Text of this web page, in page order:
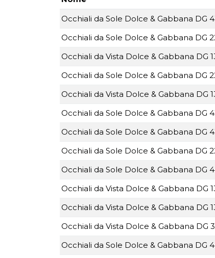
Occhiali da Sole Dolce & Gabbana DG
Occhiali da Sole Dolce & Gabbana DG
Occhiali da Vista Dolce & Gabbana DG
Occhiali da Sole Dolce & Gabbana DG
Occhiali da Vista Dolce & Gabbana DG
Occhiali da Sole Dolce & Gabbana DG
Occhiali da Sole Dolce & Gabbana DG
Occhiali da Sole Dolce & Gabbana DG
Occhiali da Sole Dolce & Gabbana DG
Occhiali da Vista Dolce & Gabbana DG
Occhiali da Vista Dolce & Gabbana DG
Occhiali da Vista Dolce & Gabbana DG
Occhiali da Sole Dolce & Gabbana DG